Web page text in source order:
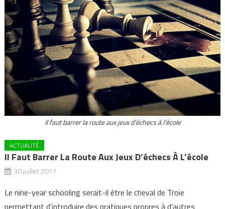
Il faut barrer la route aux jeux d’échecs à l’école
ACTUALITÉ
Il Faut Barrer La Route Aux Jeux D’échecs À L’école
30 juillet 2017
Le nine-year schooling serait-il être le cheval de Troie
permettant d’introduire des pratiques propres à d’autres